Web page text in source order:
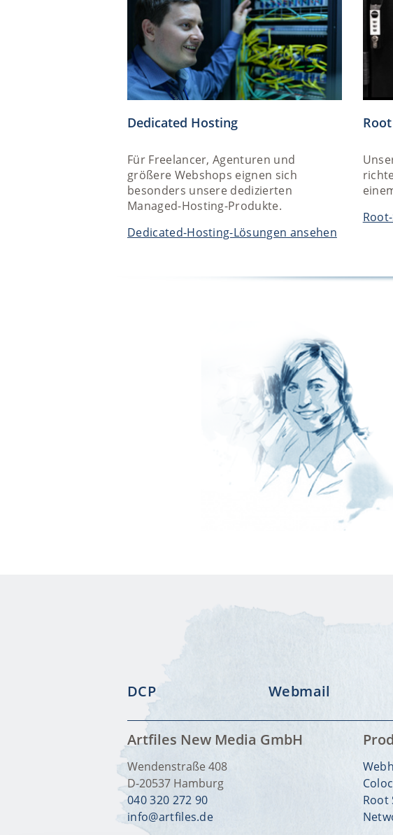
Dedicated Hosting
Für Freelancer, Agenturen und
größere Webshops eignen sich
besonders unsere dedizierten
Managed-Hosting-Produkte.
Dedicated-Hosting-Lösungen ansehen
DCP Webmail
Artfiles New Media GmbH
Wendenstraße 408
D-20537 Hamburg
040 320 272 90
info@artfiles.de
Root